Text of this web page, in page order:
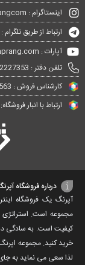
اینستاگرام : aprangcom@
ارتباط از طریق تلگرام : aprangco@
آپارات : aprang.com@
تلفن دفتر : 03132227353
کارشناس فروش : 09134849563
ارتباط با انبار فروشگاه:
درباره فروشگاه
آپرنگ یک فروشگاه
مجموعه است. استراتژی
کیفیت است. به سادگی
خرید کنید. مجموعه
لذا سعی می نماید به